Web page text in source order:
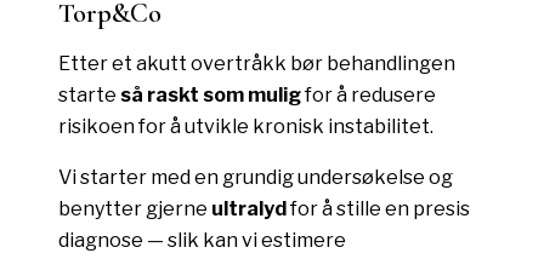
Torp&Co
Etter et akutt overtråkk bør behandlingen
starte så raskt som muligfor å redusere
risikoen for å utvikle kronisk instabilitet.
Vi starter med en grundig undersøkelse og
benytter gjerne ultralydfor å stille en presis
diagnose — slik kan vi estimere